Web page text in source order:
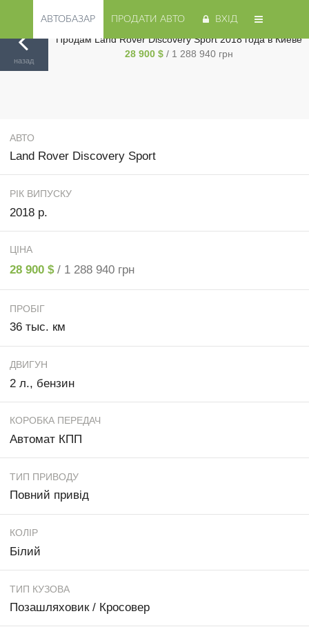
АВТОБАЗАР ПРОДАТИ АВТО ВХІД
Киев/Land Rover/Discovery Sport
назад
Продам Land Rover Discovery Sport 2018 года в Киеве
28 900 $ / 1 288 940 грн
АВТО
Land Rover Discovery Sport
РІК ВИПУСКУ
2018 р.
ЦІНА
28 900 $ / 1 288 940 грн
ПРОБІГ
36 тыс. км
ДВИГУН
2 л., бензин
КОРОБКА ПЕРЕДАЧ
Автомат КПП
ТИП ПРИВОДУ
Повний привід
КОЛІР
Білий
ТИП КУЗОВА
Позашляховик / Кросовер